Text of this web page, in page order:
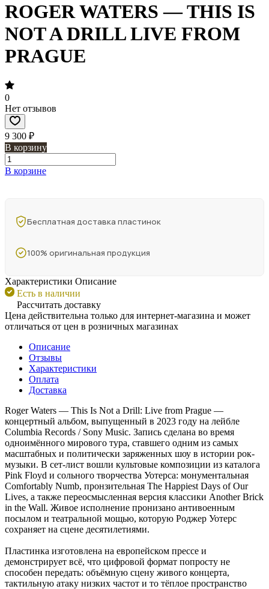
ROGER WATERS — THIS IS
NOT A DRILL LIVE FROM
PRAGUE
0
Нет отзывов
9 300 ₽
В корзину
В корзине
Бесплатная доставка пластинок
100% оригинальная продукция
Характеристики Описание
Есть в наличии
Рассчитать доставку
Цена действительна только для интернет-магазина и может
отличаться от цен в розничных магазинах
Описание
Отзывы
Характеристики
Оплата
Доставка
Roger Waters — This Is Not a Drill: Live from Prague —
концертный альбом, выпущенный в 2023 году на лейбле
Columbia Records / Sony Music. Запись сделана во время
одноимённого мирового тура, ставшего одним из самых
масштабных и политически заряженных шоу в истории рок-
музыки. В сет-лист вошли культовые композиции из каталога
Pink Floyd и сольного творчества Уотерса: монументальная
Comfortably Numb, пронзительная The Happiest Days of Our
Lives, а также переосмысленная версия классики Another Brick
in the Wall. Живое исполнение пронизано антивоенным
посылом и театральной мощью, которую Роджер Уотерс
сохраняет на сцене десятилетиями.
Пластинка изготовлена на европейском прессе и
демонстрирует всё, что цифровой формат попросту не
способен передать: объёмную сцену живого концерта,
тактильную атаку низких частот и то тёплое пространство